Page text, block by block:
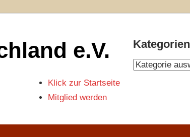
e.V. Kategorien
Kategorien
Klick zur Startseite
Mitglied werden